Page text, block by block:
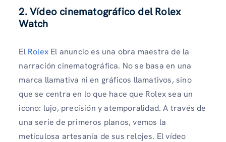
2. Vídeo cinematográfico del Rolex
Watch
El Rolex El anuncio es una obra maestra de la
narración cinematográfica. No se basa en una
marca llamativa ni en gráficos llamativos, sino
que se centra en lo que hace que Rolex sea un
icono: lujo, precisión y atemporalidad. A través de
una serie de primeros planos, vemos la
meticulosa artesanía de sus relojes. El vídeo